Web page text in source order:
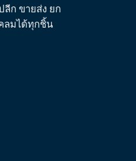
ลีก ขายส่ง ยก
ลมได้ทุกชิ้น